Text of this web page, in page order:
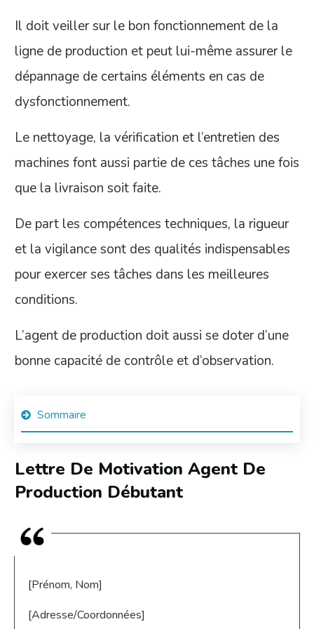
Il doit veiller sur le bon fonctionnement de la
ligne de production et peut lui-même assurer le
dépannage de certains éléments en cas de
dysfonctionnement.
Le nettoyage, la vérification et l’entretien des
machines font aussi partie de ces tâches une fois
que la livraison soit faite.
De part les compétences techniques, la rigueur
et la vigilance sont des qualités indispensables
pour exercer ses tâches dans les meilleures
conditions.
L’agent de production doit aussi se doter d’une
bonne capacité de contrôle et d’observation.
Sommaire
Lettre De Motivation Agent De
Production Débutant
[Prénom, Nom]
[Adresse/Coordonnées]